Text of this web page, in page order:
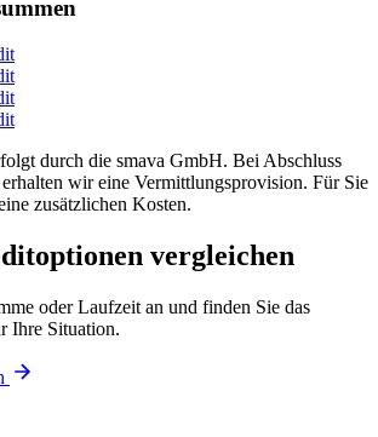
durch die smava GmbH. Bei Abschluss
wir eine Vermittlungsprovision. Für Sie
zusätzlichen Kosten.
vergleichen
oder Laufzeit an und finden Sie das
Ihre Situation.